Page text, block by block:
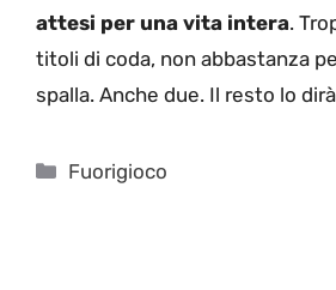
attesi per una vita intera.
titoli di coda, non abbastanza
spalla. Anche due. Il resto lo
Categorie
Fuorigioco